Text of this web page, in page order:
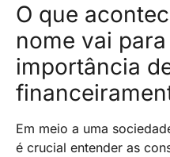
O que
nome vai
importância
Em meio a uma
é crucial entender as